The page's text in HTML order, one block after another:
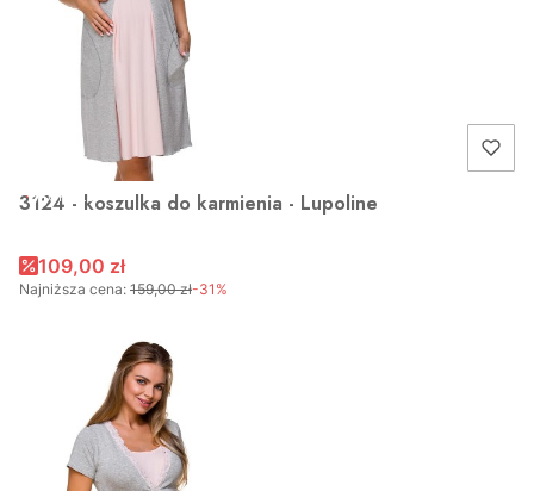
OKAZJA
3124 - koszulka do karmienia - Lupoline
109,00 zł
Najniższa cena: 159,00 zł-31%